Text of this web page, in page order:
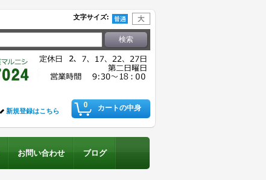
文字サイズ:
0 カートの中身
新規登録はこちら
お問い合わせ ブログ